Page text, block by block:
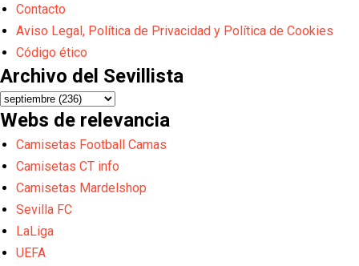
Contacto
Aviso Legal, Política de Privacidad y Política de Cookies
Código ético
Archivo del Sevillista
Webs de relevancia
Camisetas Football Camas
Camisetas CT info
Camisetas Mardelshop
Sevilla FC
LaLiga
UEFA